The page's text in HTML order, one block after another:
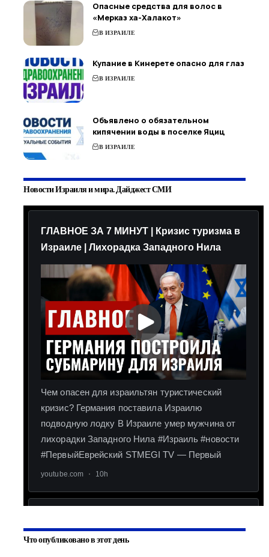
Опасные средства для волос в
«Мерказ ха-Халакот»
В ИЗРАИЛЕ
Купание в Кинерете опасно для глаз
В ИЗРАИЛЕ
Объявлено о обязательном
кипячении воды в поселке Яциц
В ИЗРАИЛЕ
Новости Израиля и мира. Дайджест СМИ
Что опубликовано в этот день